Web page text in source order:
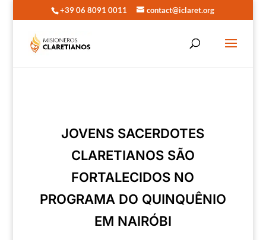
+39 06 8091 0011 contact@iclaret.org
JOVENS SACERDOTES
CLARETIANOS SÃO
FORTALECIDOS NO
PROGRAMA DO QUINQUÊNIO
EM NAIRÓBI